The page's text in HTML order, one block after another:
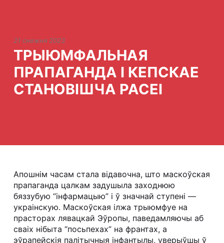
21 снежня 2023
ТРЫЮМФАЛЬНАЯ
ПРАПАГАНДА І КЕПСКАЕ
СТАНОВІШЧА РАСЕІ
Апошнім часам стала відавочна, што маскоўская
прапаганда цалкам задушыла заходнюю
бяззубую “інфармацыю” і ў значнай ступені —
украінскую. Маскоўская ілжа трыюмфуе на
прасторах лявацкай Эўропы, паведамляючы аб
сваіх нібыта “посьпехах” на франтах, а
эўрапейскія палітычныя інфантылы, уверыўшы ў